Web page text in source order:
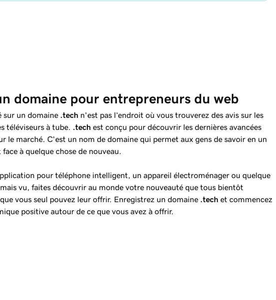
domaine pour entrepreneurs du web
sur un domaine .tech n'est pas l’endroit où vous trouverez des avis sur les
téléviseurs à tube.
.tech est conçu pour découvrir les dernières avancées
le marché. C'est un nom de domaine qui permet aux gens de savoir en un
à quelque chose de nouveau.
pour téléphone intelligent, un appareil électroménager ou quelque
vu, faites découvrir au monde votre nouveauté que tous bientôt
vous seul pouvez leur offrir. Enregistrez un domaine .tech et commencez
positive autour de ce que vous avez à offrir.